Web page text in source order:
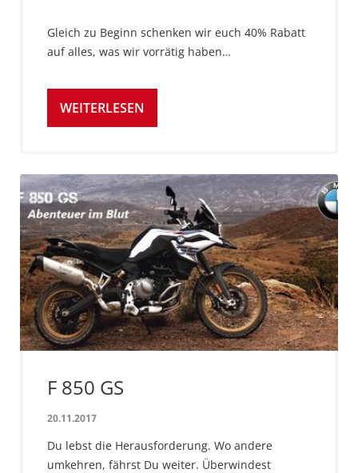
Gleich zu Beginn schenken wir euch 40% Rabatt
auf alles, was wir vorrätig haben…
WEITERLESEN
F 850 GS
20.11.2017
Du lebst die Herausforderung. Wo andere
umkehren, fährst Du weiter. Überwindest